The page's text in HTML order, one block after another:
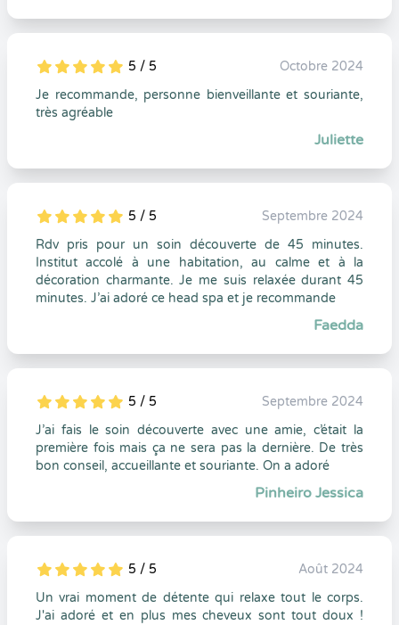
5
1
5
0 5 / 5
Octobre 2024
Je recommande, personne bienveillante et souriante,
très agréable
Juliette
5
1
5
0 5 / 5
Septembre 2024
Rdv pris pour un soin découverte de 45 minutes.
Institut accolé à une habitation, au calme et à la
décoration charmante. Je me suis relaxée durant 45
minutes. J’ai adoré ce head spa et je recommande
Faedda
5
1
5
0 5 / 5
Septembre 2024
J’ai fais le soin découverte avec une amie, c’était la
première fois mais ça ne sera pas la dernière. De très
bon conseil, accueillante et souriante. On a adoré
Pinheiro Jessica
5
1
5
0 5 / 5
Août 2024
Un vrai moment de détente qui relaxe tout le corps.
J'ai adoré et en plus mes cheveux sont tout doux !